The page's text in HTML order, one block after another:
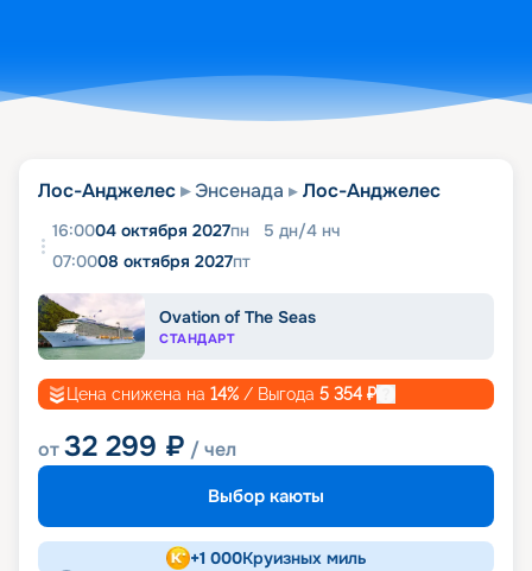
Лос-Анджелес Энсенада Лос-Анджелес
16:0004 октября 2027пн 5 дн/4 нч
07:0008 октября 2027пт
Ovation of The Seas
СТАНДАРТ
Цена снижена на 14% / Выгода 5 354 ₽
от32 299 ₽ / чел
Выбор каюты
+1 000Круизных миль